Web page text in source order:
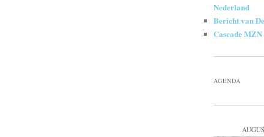
Nederland
Bericht van
Cascade MZN
AGENDA